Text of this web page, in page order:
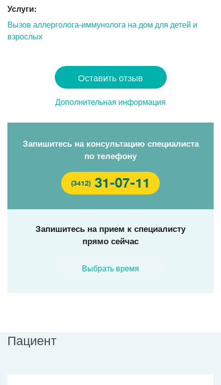
Услуги:
Вызов аллерголога-иммунолога на дом для детей и
взрослых
Оставить отзыв
Дополнительная информация
Запишитесь на консультацию специалиста
по телефону
(3412) 31-07-11
Запишитесь на прием к специалисту
прямо сейчас
Выбрать время
Пациент